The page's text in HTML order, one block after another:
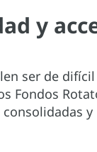
y
ser de
Fondos
y